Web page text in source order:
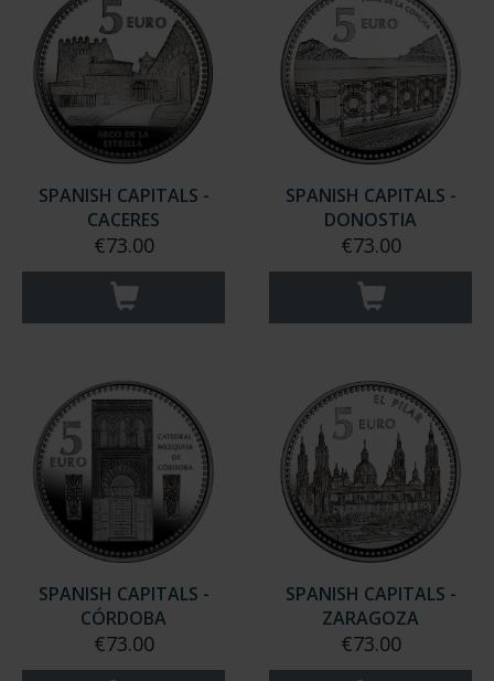
SPANISH CAPITALS -
CACERES
€73.00
SPANISH CAPITALS -
DONOSTIA
€73.00
SPANISH CAPITALS -
CÓRDOBA
€73.00
SPANISH CAPITALS -
ZARAGOZA
€73.00